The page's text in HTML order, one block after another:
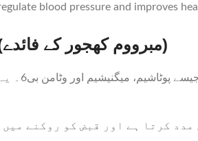
blood pressure and improves
Benefits of Mabroom Khajoor in Urdu(مبرووم کھجور کے فائدے)
:
کرتا ہے اور قبض کو روکنے